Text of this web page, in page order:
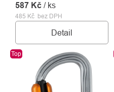
485 Kč bez DPH
587 Kč / ks
Detail
Top